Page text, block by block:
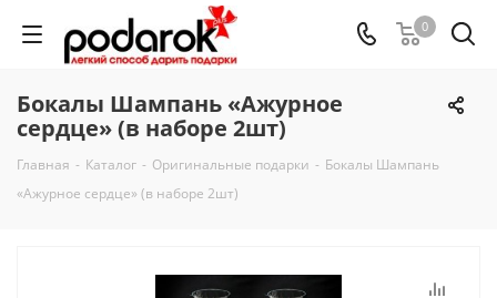
0
Бокалы Шампань «Ажурное
сердце» (в наборе 2шт)
Главная - Каталог - Оригинальные подарки - Бокалы Шампань
«Ажурное сердце» (в наборе 2шт)